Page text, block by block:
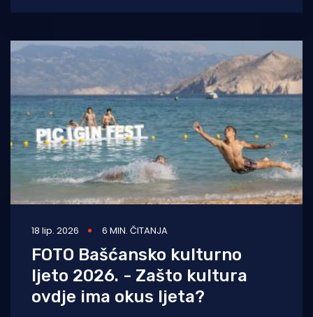
Baška – IV. faza“. Projektom su
18 lip. 2026 6 MIN. ČITANJA
FOTO Bašćansko kulturno
ljeto 2026. - Zašto kultura
ovdje ima okus ljeta?